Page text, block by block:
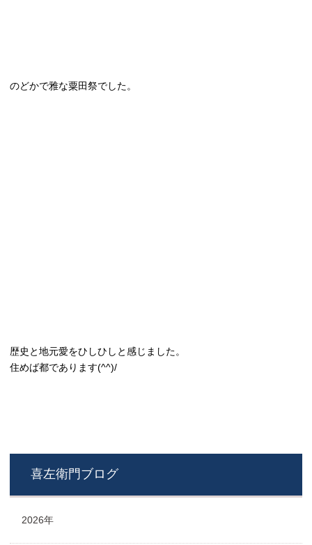
のどかで雅な粟田祭でした。
歴史と地元愛をひしひしと感じました。
住めば都であります(^^)/
喜左衛門ブログ
2026年